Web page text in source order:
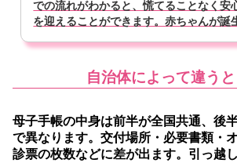
での流れがわかると、慌てることなく安
を迎えることができます。赤ちゃんが誕
自治体によって違う
母子手帳の中身は前半が全国共通、後
で異なります。 交付場所・必要書類・
診票の枚数などに差が出ます。引っ越